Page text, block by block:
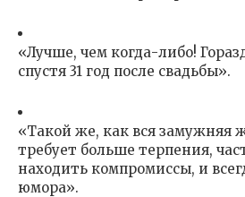
«Лучше, чем когда-либо!
спустя 31 год после свадьбы».
«Такой же, как вся замужняя
требует больше терпения,
находить компромиссы, и
юмора».